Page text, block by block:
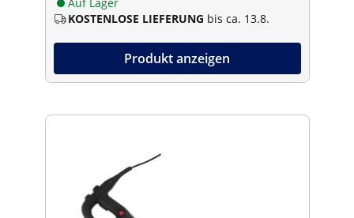
KOSTENLOSE LIEFERUNG bis ca. 13.8.
Produkt anzeigen